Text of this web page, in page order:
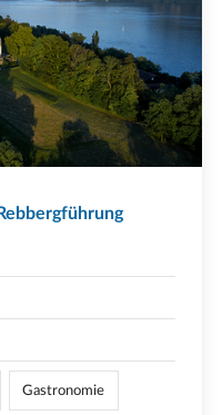
Gastronomie